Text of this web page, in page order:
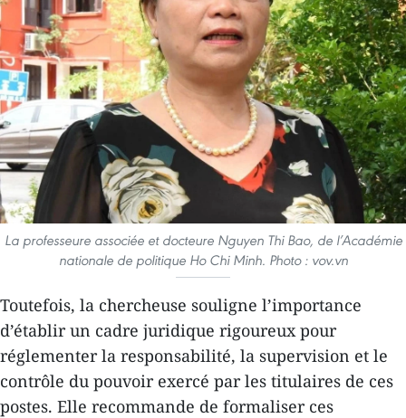
La professeure associée et docteure Nguyen Thi Bao, de l’Académie
nationale de politique Ho Chi Minh. Photo : vov.vn
Toutefois, la chercheuse souligne l’importance
d’établir un cadre juridique rigoureux pour
réglementer la responsabilité, la supervision et le
contrôle du pouvoir exercé par les titulaires de ces
postes. Elle recommande de formaliser ces